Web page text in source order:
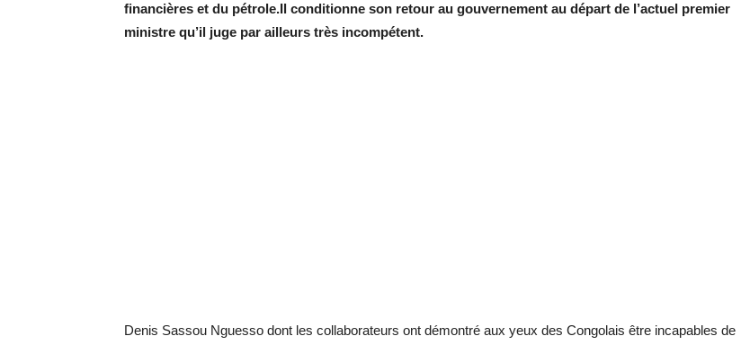
financières et du pétrole.Il conditionne son retour au gouvernement au départ de l’actuel premier
ministre qu’il juge par ailleurs très incompétent.
Denis Sassou Nguesso dont les collaborateurs ont démontré aux yeux des Congolais être incapables de